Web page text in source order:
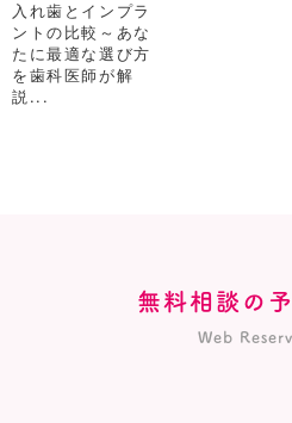
入れ歯とインプラ
ントの比較～あな
たに最適な選び方
を歯科医師が解
説...
無料相談の
Web